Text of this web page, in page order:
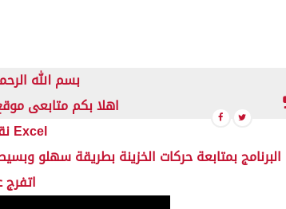
اهلا بكم متابعى
نقدم لكم اليوم برنامج مجانى لمتابعة حركة الخزينة Excel
بمتابعة حركات الخزينة بطريقة سهلو